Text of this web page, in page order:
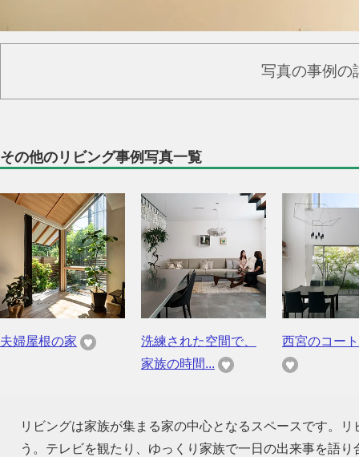
写真の事例の
その他のリビング事例写真一覧
夫婦屋根の家
洗練された空間で、
家族の時間...
西宮のコー
リビングは家族が集まる家の中心となるスペースです。
う。テレビを観たり、ゆっくり家族で一日の出来事を語